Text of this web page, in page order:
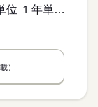
変形労働時間制 変形労働時間制の単位 １年単位 就業時間１ 8時00分〜17時00分 就業時間に関する特記事項 除雪作業での早朝出勤等は、時間外手当で対応します。
）